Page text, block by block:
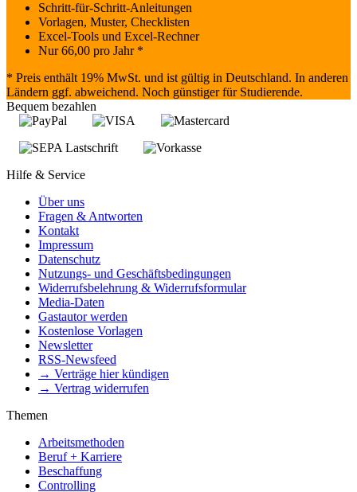
Schritt-für-Schritt-Anleitungen
Vorlagen, Muster, Checklisten
Excel-Tools und Excel-Rechner
Nur66,00 pro Jahr *
* Preis enthält 19% MwSt. und ist gültig in Deutschland. In anderen
Ländern ggf. abweichend. Noch günstiger für Studierende.
Bequem bezahlen
Hilfe & Service
Über uns
Fragen & Antworten
Kontakt
Impressum
Datenschutz
Nutzungs- und Geschäftsbedingungen
Widerrufsbelehrung & Widerrufsformular
Media-Daten
Gastautor werden
Kostenlose Vorlagen
Newsletter
RSS-Newsfeed
→ Verträge hier kündigen
→ Vertrag widerrufen
Themen
Arbeitsmethoden
Beruf + Karriere
Beschaffung
Controlling